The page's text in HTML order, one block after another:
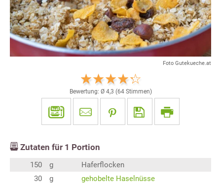
Foto Gutekueche.at
Bewertung: Ø 4,3 (64Stimmen)
Zutaten für 1 Portion
150 g
Haferflocken
30
g
gehobelte Haselnüsse